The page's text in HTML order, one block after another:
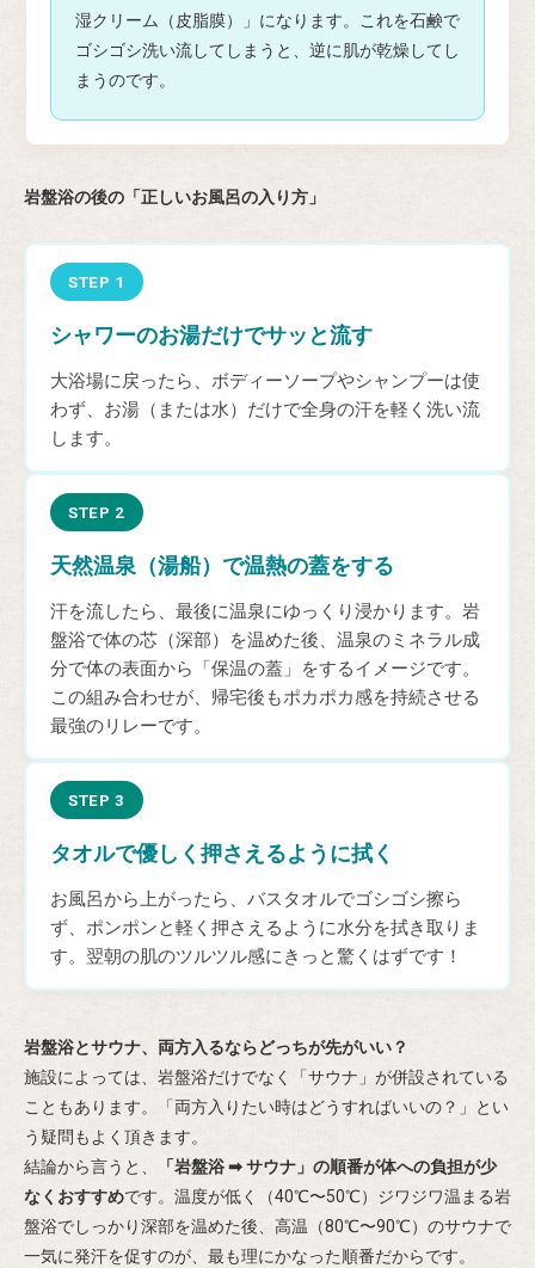
湿クリーム（皮脂膜）」になります。これを石鹸で
ゴシゴシ洗い流してしまうと、逆に肌が乾燥してし
まうのです。
岩盤浴の後の「正しいお風呂の入り方」
STEP 1
シャワーのお湯だけでサッと流す
大浴場に戻ったら、ボディーソープやシャンプーは使
わず、お湯（または水）だけで全身の汗を軽く洗い流
します。
STEP 2
天然温泉（湯船）で温熱の蓋をする
汗を流したら、最後に温泉にゆっくり浸かります。岩
盤浴で体の芯（深部）を温めた後、温泉のミネラル成
分で体の表面から「保温の蓋」をするイメージです。
この組み合わせが、帰宅後もポカポカ感を持続させる
最強のリレーです。
STEP 3
タオルで優しく押さえるように拭く
お風呂から上がったら、バスタオルでゴシゴシ擦ら
ず、ポンポンと軽く押さえるように水分を拭き取りま
す。翌朝の肌のツルツル感にきっと驚くはずです！
岩盤浴とサウナ、両方入るならどっちが先がいい？
施設によっては、岩盤浴だけでなく「サウナ」が併設されている
こともあります。「両方入りたい時はどうすればいいの？」とい
う疑問もよく頂きます。
結論から言うと、
「岩盤浴 ➡ サウナ」の順番が体への負担が少
なくおすすめです。温度が低く（40℃〜50℃）ジワジワ温まる岩
盤浴でしっかり深部を温めた後、高温（80℃〜90℃）のサウナで
一気に発汗を促すのが、最も理にかなった順番だからです。